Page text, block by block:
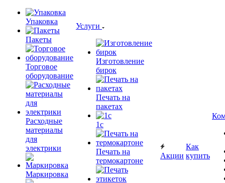
Упаковка
Пакеты
Торговое
оборудование
Расходные
материалы
для
электрики
Маркировка
Услуги
Изготовление
бирок
Печать на
пакетах
1c
Печать на
термокартоне
Акции
Как
купить